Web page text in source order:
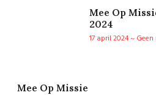
Mee Op
2024
17 april 2024
Mee Op Missie